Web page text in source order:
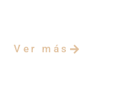
Ver más